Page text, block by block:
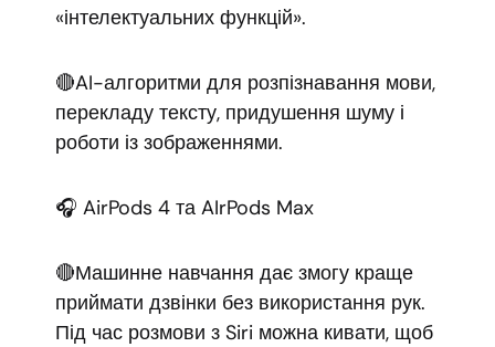
«інтелектуальних функцій».
🔴AI-алгоритми для розпізнавання мови,
перекладу тексту, придушення шуму і
роботи із зображеннями.
🎧 AirPods 4 та AIrPods Max
🔴Машинне навчання дає змогу краще
приймати дзвінки без використання рук.
Під час розмови з Siri можна кивати, щоб